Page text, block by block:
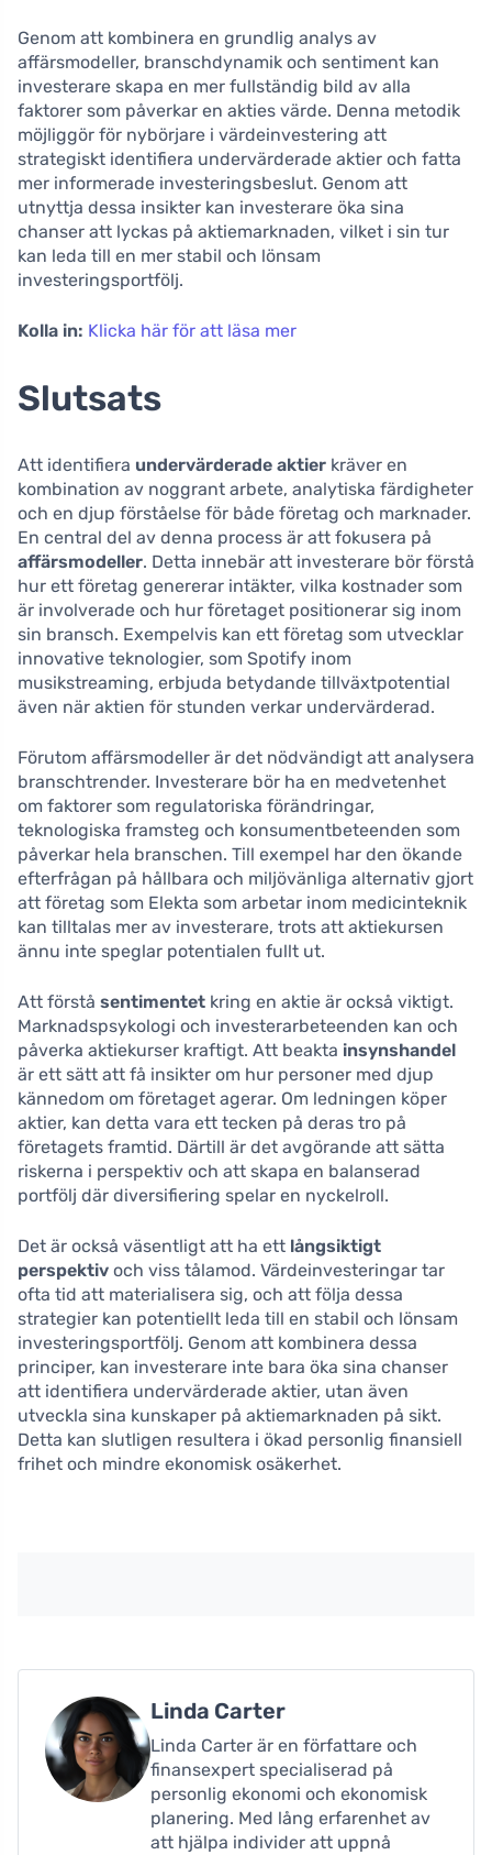
Genom att kombinera en grundlig analys av
affärsmodeller, branschdynamik och sentiment kan
investerare skapa en mer fullständig bild av alla
faktorer som påverkar en akties värde. Denna metodik
möjliggör för nybörjare i värdeinvestering att
strategiskt identifiera undervärderade aktier och fatta
mer informerade investeringsbeslut. Genom att
utnyttja dessa insikter kan investerare öka sina
chanser att lyckas på aktiemarknaden, vilket i sin tur
kan leda till en mer stabil och lönsam
investeringsportfölj.
Kolla in: Klicka här för att läsa mer
Slutsats
Att identifiera undervärderade aktier kräver en
kombination av noggrant arbete, analytiska färdigheter
och en djup förståelse för både företag och marknader.
En central del av denna process är att fokusera på
affärsmodeller. Detta innebär att investerare bör förstå
hur ett företag genererar intäkter, vilka kostnader som
är involverade och hur företaget positionerar sig inom
sin bransch. Exempelvis kan ett företag som utvecklar
innovative teknologier, som Spotify inom
musikstreaming, erbjuda betydande tillväxtpotential
även när aktien för stunden verkar undervärderad.
Förutom affärsmodeller är det nödvändigt att analysera
branschtrender. Investerare bör ha en medvetenhet
om faktorer som regulatoriska förändringar,
teknologiska framsteg och konsumentbeteenden som
påverkar hela branschen. Till exempel har den ökande
efterfrågan på hållbara och miljövänliga alternativ gjort
att företag som Elekta som arbetar inom medicinteknik
kan tilltalas mer av investerare, trots att aktiekursen
ännu inte speglar potentialen fullt ut.
Att förstå sentimentet kring en aktie är också viktigt.
Marknadspsykologi och investerarbeteenden kan och
påverka aktiekurser kraftigt. Att beakta insynshandel
är ett sätt att få insikter om hur personer med djup
kännedom om företaget agerar. Om ledningen köper
aktier, kan detta vara ett tecken på deras tro på
företagets framtid. Därtill är det avgörande att sätta
riskerna i perspektiv och att skapa en balanserad
portfölj där diversifiering spelar en nyckelroll.
Det är också väsentligt att ha ett långsiktigt
perspektiv och viss tålamod. Värdeinvesteringar tar
ofta tid att materialisera sig, och att följa dessa
strategier kan potentiellt leda till en stabil och lönsam
investeringsportfölj. Genom att kombinera dessa
principer, kan investerare inte bara öka sina chanser
att identifiera undervärderade aktier, utan även
utveckla sina kunskaper på aktiemarknaden på sikt.
Detta kan slutligen resultera i ökad personlig finansiell
frihet och mindre ekonomisk osäkerhet.
Linda Carter
Linda Carter är en författare och
finansexpert specialiserad på
personlig ekonomi och ekonomisk
planering. Med lång erfarenhet av
att hjälpa individer att uppnå